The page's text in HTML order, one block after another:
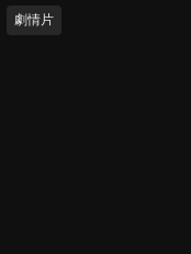
劇情片